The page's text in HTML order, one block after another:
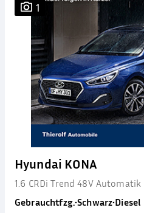
1
Hyundai KONA
1.6 CRDi Trend 48V Automatik
Gebrauchtfzg.•Schwarz•Diesel